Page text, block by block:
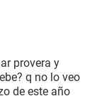
provera y
q no lo veo
de este año